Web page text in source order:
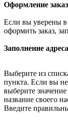
Оформление
Если вы уверены в
оформить заказ,
Заполнение адреса
Выберите из
пункта. Если вы
выберите
название своего
Введите